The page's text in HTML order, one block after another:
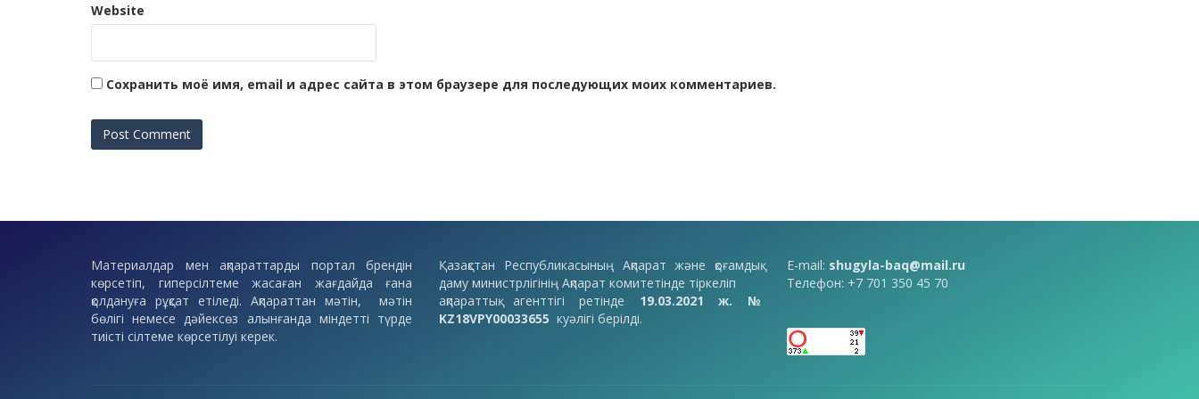
Website
Сохранить моё имя, email и адрес сайта в этом браузере для последующих моих комментариев.
Материалдар мен ақпараттарды портал брендін
көрсетіп, гиперсілтеме жасаған жағдайда ғана
қолдануға рұқсат етіледі. Ақпараттан мәтін, мәтін
бөлігі немесе дәйексөз алынғанда міндетті түрде
тиісті сілтеме көрсетілуі керек.
Қазақстан Республикасының Ақпарат және қоғамдық
даму министрлігінің Ақпарат комитетінде тіркеліп
ақпараттық агенттігі ретінде 19.03.2021 ж. №
KZ18VPY00033655 куәлігі берілді.
E-mail: shugyla-baq@mail.ru
Телефон: +7 701 350 45 70